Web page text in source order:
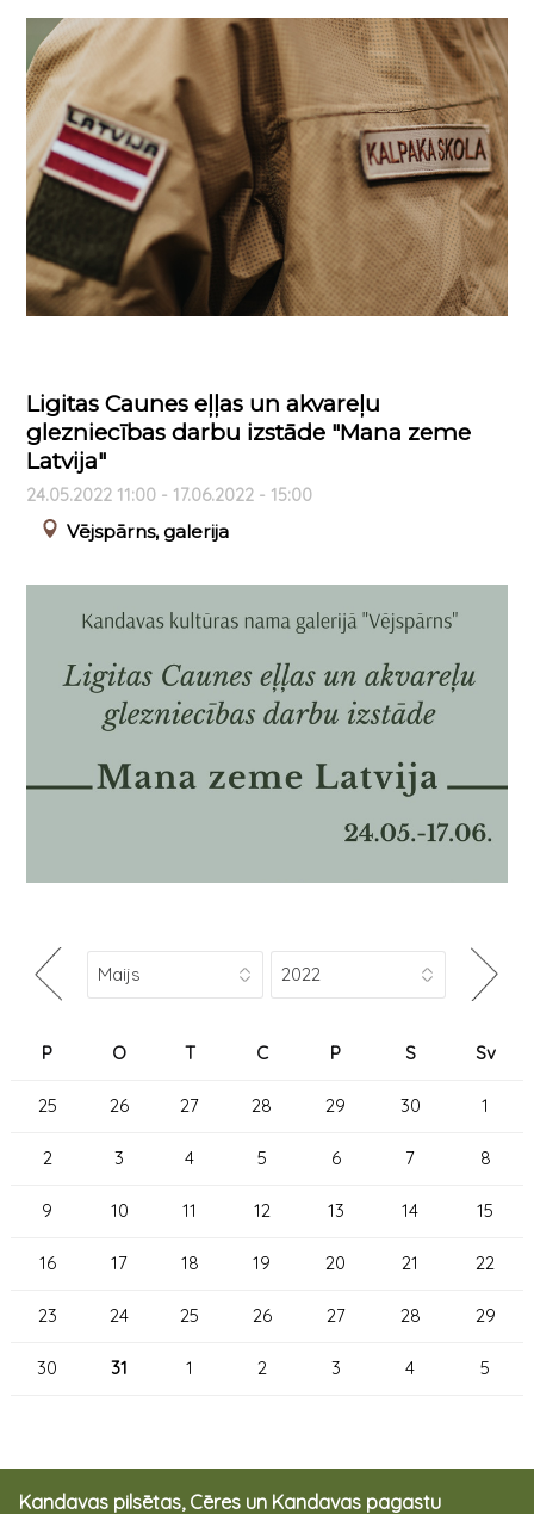
Ligitas Caunes eļļas un akvareļu
glezniecības darbu izstāde "Mana zeme
Latvija"
24.05.2022 11:00 - 17.06.2022 - 15:00
Vējspārns, galerija
P O T C P S Sv
25 26 27 28 29 30 1
2 3 4 5 6 7 8
9 10 11 12 13 14 15
16 17 18 19 20 21 22
23 24 25 26 27 28 29
30 31 1 2 3 4 5
Kandavas pilsētas, Cēres un Kandavas pagastu